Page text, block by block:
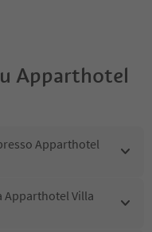
Apparthotel
Apparthotel
Apparthotel Villa